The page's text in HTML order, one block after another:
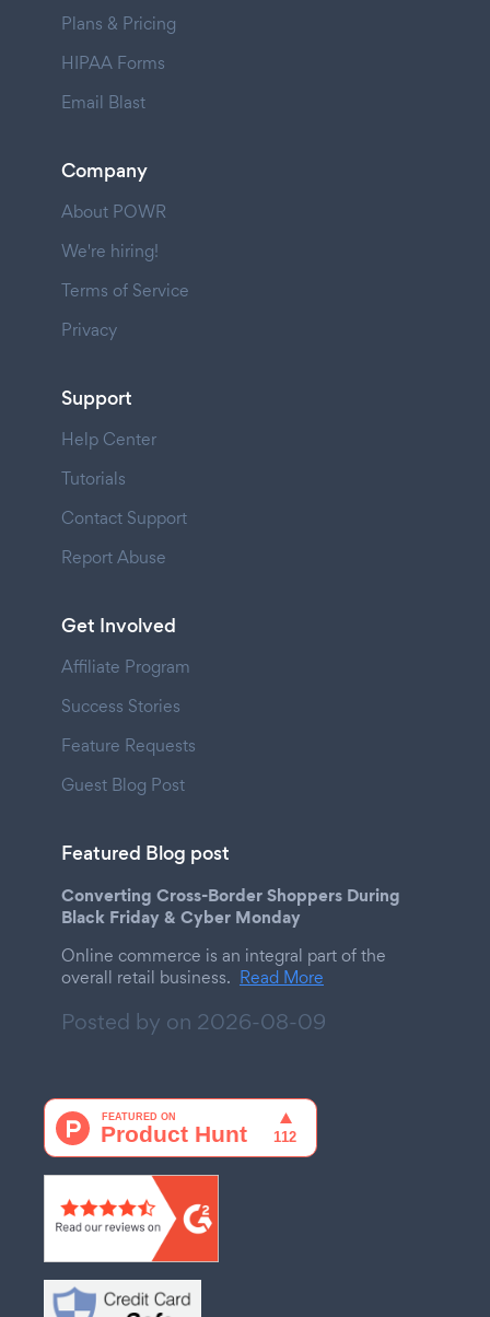
Plans & Pricing
HIPAA Forms
Email Blast
Company
About POWR
We're hiring!
Terms of Service
Privacy
Support
Help Center
Tutorials
Contact Support
Report Abuse
Get Involved
Affiliate Program
Success Stories
Feature Requests
Guest Blog Post
Featured Blog post
Converting Cross-Border Shoppers During
Black Friday & Cyber Monday
Online commerce is an integral part of the
overall retail business. Read More
Posted by on 2026-08-09